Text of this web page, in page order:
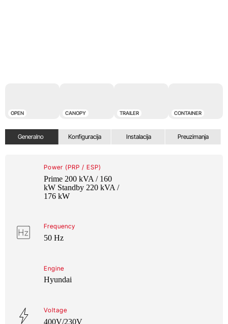
OPEN CANOPY TRAILER CONTAINER
Generalno Konfiguracija Instalacija Preuzimanja
Engine
Hyundai
Frequency
50 Hz
Voltage
400V/230V
Power (PRP / ESP)
Prime 200 kVA / 160
kW Standby 220 kVA /
176 kW